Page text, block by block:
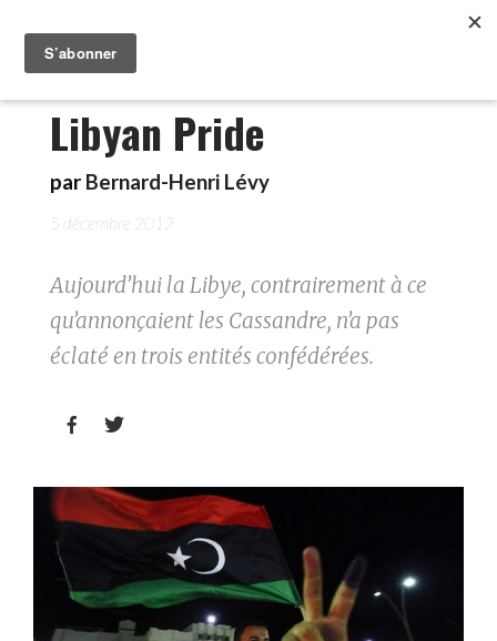
Libyan Pride
par Bernard-Henri Lévy
5 décembre 2012
Aujourd’hui la Libye, contrairement à ce
qu’annonçaient les Cassandre, n’a pas
éclaté en trois entités confédérées.
 